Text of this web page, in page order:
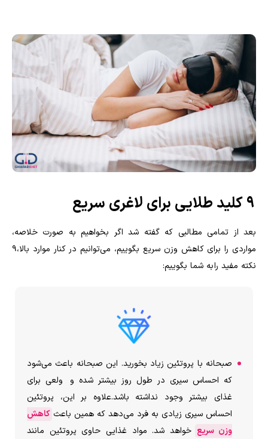
۹ کلید طلایی برای لاغری سریع
بعد از تمامی مطالبی که گفته شد اگر بخواهیم به صورت خلاصه،
مواردی را برای کاهش وزن سریع بگوییم، می‌توانیم در کنار موارد بالا،9
نکته مفید را به شما بگوییم:
صبحانه با پروتئین زیاد بخورید. این صبحانه باعث می‌شود
که احساس سیری در طول روز بیشتر شده و ولعی برای
غذای بیشتر وجود نداشته باشد.علاوه بر این، پروتئین
احساس سیری زیادی به فرد می‌دهد که همین باعث کاهش
وزن سریع خواهد شد. مواد غذایی حاوی پروتئین مانند